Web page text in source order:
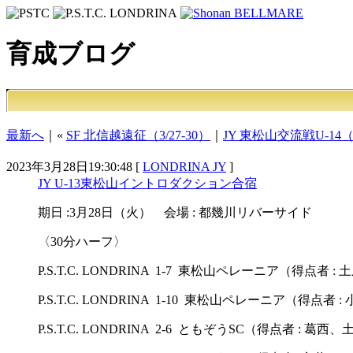
育成ブログ
最新へ ｜« SF 北信越遠征（3/27-30） JY 東松山交流戦U-14（
2023年3月28日19:30:48 [ LONDRINA JY ]
JY U-13東松山イントロダクション合宿
期日 :3月28日（火） 会場 : 都幾川リバーサイド
〈30分ハーフ〉
P.S.T.C. LONDRINA 1-7 東松山ペレーニア（得点者 : 土
P.S.T.C. LONDRINA 1-10 東松山ペレーニア（得点者 :
P.S.T.C. LONDRINA 2-6 ともぞうSC（得点者 : 葛西、土